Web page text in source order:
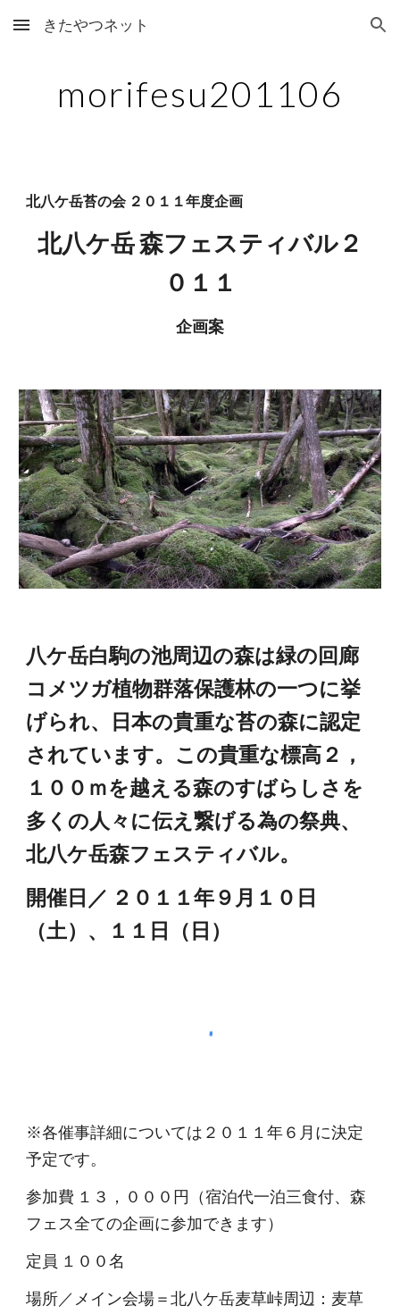
Skip to main content Skip to navigation
きたやつネット
morifesu201106
北八ケ岳苔の会 ２０１１年度企画
北八ケ岳 森フェスティバル２
０１１
企画案
八ケ岳白駒の池周辺の森は緑の回廊
コメツガ植物群落保護林の一つに挙
げられ、日本の貴重な苔の森に認定
されています。この貴重な標高２，
１００ｍを越える森のすばらしさを
多くの人々に伝え繋げる為の祭典、
北八ケ岳森フェスティバル。
開催日／ ２０１１年９月１０日
（土）、１１日（日）
※各催事詳細については２０１１年６月に決定
予定です。
参加費 １３，０００円（宿泊代一泊三食付、森
フェス全ての企画に参加できます）
定員 １００名
場所／メイン会場＝北八ケ岳麦草峠周辺：麦草